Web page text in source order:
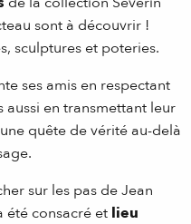
sont à découvrir !
sculptures et poteries.
ses amis en respectant
aussi en transmettant leur
quête de vérité au-delà
sur les pas de Jean
été consacré et lieu